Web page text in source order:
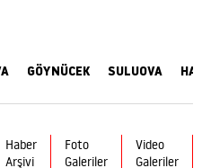
GÖYNÜCEK SULUOVA
Haber
Arşivi
Foto
Galeriler
Video
Galeriler